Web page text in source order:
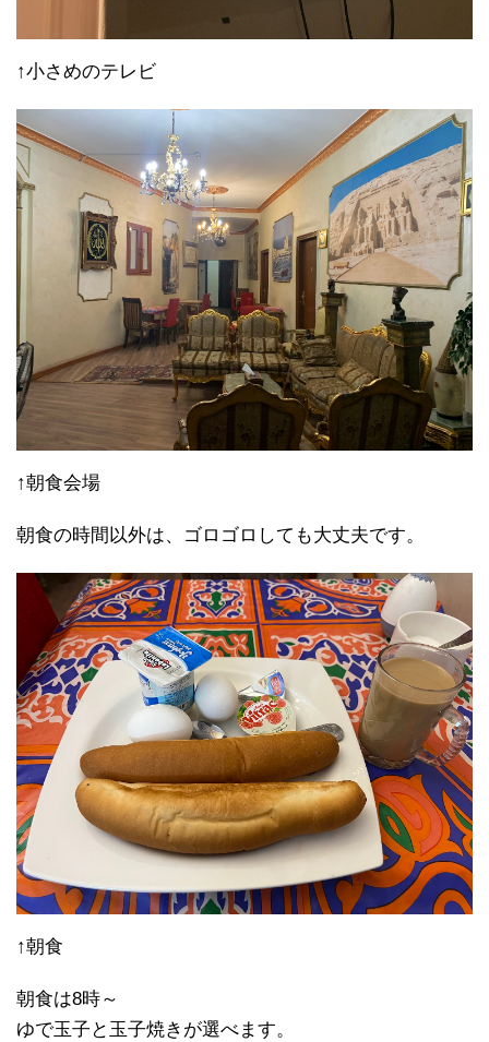
↑小さめのテレビ
↑朝食会場
朝食の時間以外は、ゴロゴロしても大丈夫です。
↑朝食
朝食は8時～
ゆで玉子と玉子焼きが選べます。